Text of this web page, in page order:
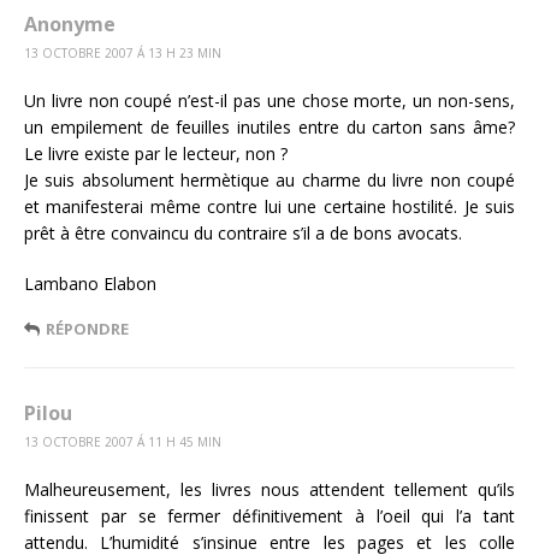
Anonyme
13 OCTOBRE 2007 Á 13 H 23 MIN
Un livre non coupé n’est-il pas une chose morte, un non-sens,
un empilement de feuilles inutiles entre du carton sans âme?
Le livre existe par le lecteur, non ?
Je suis absolument hermètique au charme du livre non coupé
et manifesterai même contre lui une certaine hostilité. Je suis
prêt à être convaincu du contraire s’il a de bons avocats.
Lambano Elabon
RÉPONDRE
Pilou
13 OCTOBRE 2007 Á 11 H 45 MIN
Malheureusement, les livres nous attendent tellement qu’ils
finissent par se fermer définitivement à l’oeil qui l’a tant
attendu. L’humidité s’insinue entre les pages et les colle